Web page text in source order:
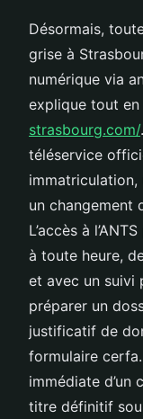
Désormais,
grise à
numérique via
explique tout en
strasbourg.com/
téléservice
immatriculation,
un changement
L’accès à
à toute heure,
et avec un suivi
préparer un
justificatif de
formulaire
immédiate d’un
titre définitif